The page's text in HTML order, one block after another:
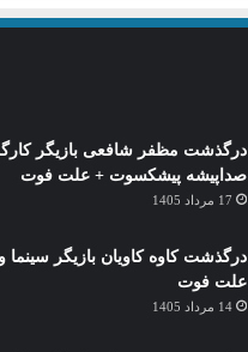
درگذشت مظفر شافعی بازیگر
صداپیشه پیشکسوت + علت فوت
17 مرداد 1405
درگذشت کاوه کاویان بازیگر سینما
علت فوت
14 مرداد 1405